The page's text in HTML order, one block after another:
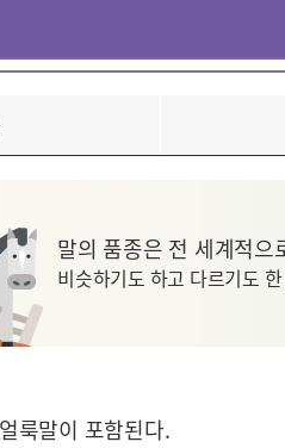
말의 품종은 전 세계적으
비슷하기도 하고 다르기도
룩말이 포함된다.